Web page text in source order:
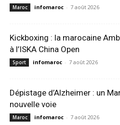
Maroc infomaroc - 7 août 2026
Kickboxing : la marocaine
à l’ISKA China Open
Sport infomaroc - 7 août 2026
Dépistage d’Alzheimer : un
nouvelle voie
Maroc infomaroc - 7 août 2026